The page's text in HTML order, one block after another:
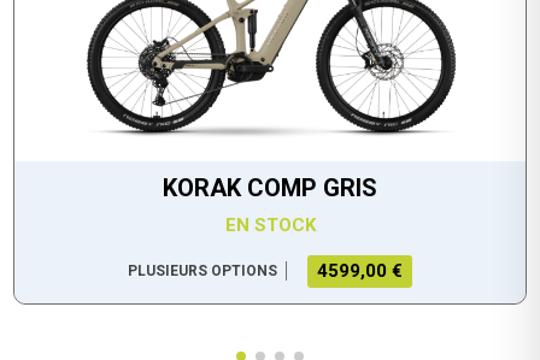
KORAK COMP GRIS
EN STOCK
PLUSIEURS OPTIONS 4599,00 €